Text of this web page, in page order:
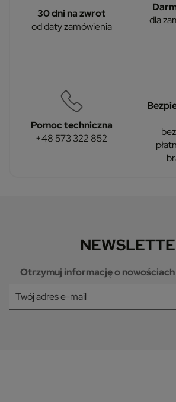
30 dni na zwrot
od daty zamówienia
dla
Pomoc techniczna
+48 573 322 852
Otrzymuj informację o